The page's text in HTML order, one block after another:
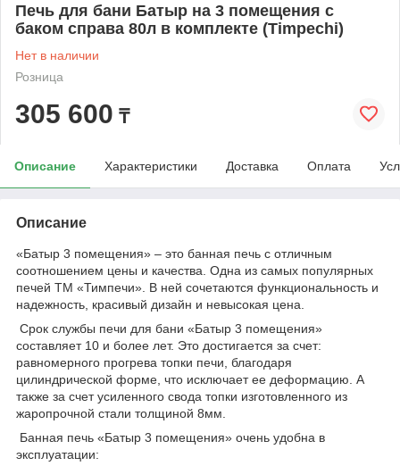
Печь для бани Батыр на 3 помещения с
баком справа 80л в комплекте (Timpechi)
Нет в наличии
Розница
305 600 ₸
Описание Характеристики Доставка Оплата
Описание
«Батыр 3 помещения» – это банная печь с отличным
соотношением цены и качества. Одна из самых популярных
печей ТМ «Тимпечи». В ней сочетаются функциональность и
надежность, красивый дизайн и невысокая цена.
Срок службы печи для бани «Батыр 3 помещения»
составляет 10 и более лет. Это достигается за счет:
равномерного прогрева топки печи, благодаря
цилиндрической форме, что исключает ее деформацию. А
также за счет усиленного свода топки изготовленного из
жаропрочной стали толщиной 8мм.
Банная печь «Батыр 3 помещения» очень удобна в
эксплуатации: